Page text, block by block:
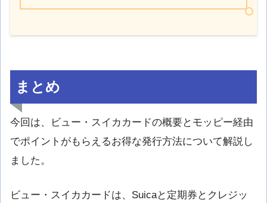
まとめ
今回は、ビュー・スイカカードの概要とモッピー経由
でポイントがもらえるお得な発行方法について解説し
ました。
ビュー・スイカカードは、Suicaと定期券とクレジッ